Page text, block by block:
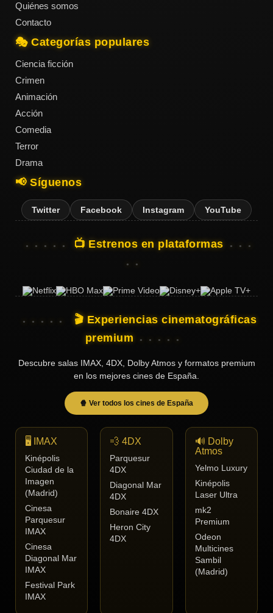
2025
Acción
Terror
Ficción
TENDENCIAS
Películas
del mes
Tendencias
tráilers
Quiénes somos
Contacto
🎭 Categorías populares
Ciencia ficción
Crimen
Animación
Acción
Comedia
Terror
Drama
📢 Síguenos
Twitter Facebook Instagram YouTube
📺 Estrenos en plataformas
🎬 Experiencias cinematográficas
premium
Descubre salas IMAX, 4DX, Dolby Atmos y formatos premium
en los mejores cines de España.
🍿 Ver todos los cines de España
🖥️ IMAX
Kinépolis
Ciudad de la
Imagen
(Madrid)
Cinesa
Parquesur
IMAX
Cinesa
Diagonal Mar
IMAX
Festival Park
IMAX
💨 4DX
Parquesur
4DX
Diagonal Mar
4DX
Bonaire 4DX
Heron City
4DX
🔊 Dolby
Atmos
Yelmo Luxury
Kinépolis
Laser Ultra
mk2
Premium
Odeon
Multicines
Sambil
(Madrid)